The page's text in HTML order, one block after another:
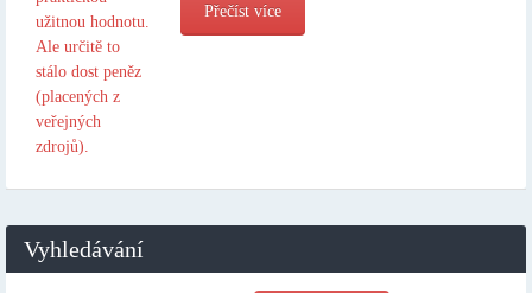
Přečíst více
Vyhledávání